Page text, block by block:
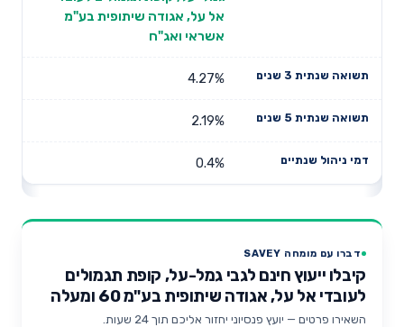
אל על, אגודה שיתופית בע"מ
אשראי ואג"ח
4.27%
2.19%
0.4%
דברו עם מומחה SAVEY
קיבלו ייעוץ חינם לגבי גמל-על, קופת תגמולים
לעובדי אל על, אגודה שיתופית בע"מ 60 ומעלה
השאירו פרטים — יועץ פנסיוני יחזור אליכם תוך 24 שעות.